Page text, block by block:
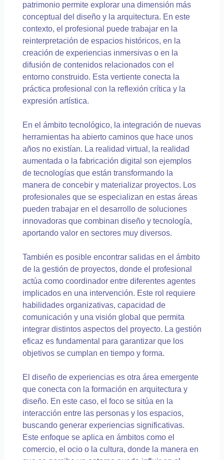
patrimonio permite explorar una dimensión más
conceptual del diseño y la arquitectura. En este
contexto, el profesional puede trabajar en la
reinterpretación de espacios históricos, en la
creación de experiencias inmersivas o en la
difusión de contenidos relacionados con el
entorno construido. Esta vertiente conecta la
práctica profesional con la reflexión crítica y la
expresión artística.
En el ámbito tecnológico, la integración de nuevas
herramientas ha abierto caminos que hace unos
años no existían. La realidad virtual, la realidad
aumentada o la fabricación digital son ejemplos
de tecnologías que están transformando la
manera de concebir y materializar proyectos. Los
profesionales que se especializan en estas áreas
pueden trabajar en el desarrollo de soluciones
innovadoras que combinan diseño y tecnología,
aportando valor en sectores muy diversos.
También es posible encontrar salidas en el ámbito
de la gestión de proyectos, donde el profesional
actúa como coordinador entre diferentes agentes
implicados en una intervención. Este rol requiere
habilidades organizativas, capacidad de
comunicación y una visión global que permita
integrar distintos aspectos del proyecto. La gestión
eficaz es fundamental para garantizar que los
objetivos se cumplan en tiempo y forma.
El diseño de experiencias es otra área emergente
que conecta con la formación en arquitectura y
diseño. En este caso, el foco se sitúa en la
interacción entre las personas y los espacios,
buscando generar experiencias significativas.
Este enfoque se aplica en ámbitos como el
comercio, el ocio o la cultura, donde la manera en